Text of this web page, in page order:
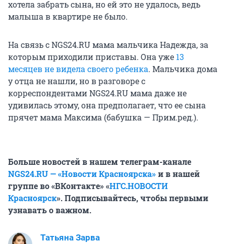
хотела забрать сына, но ей это не удалось, ведь
малыша в квартире не было.
На связь с NGS24.RU мама мальчика Надежда, за
которым приходили приставы. Она уже 13
месяцев не видела своего ребенка. Мальчика дома
у отца не нашли, но в разговоре с
корреспондентами NGS24.RU мама даже не
удивилась этому, она предполагает, что ее сына
прячет мама Максима (бабушка — Прим.ред.).
Больше новостей в нашем телеграм-канале
NGS24.RU — «Новости Красноярска»и в нашей
группе во «ВКонтакте» «НГС.НОВОСТИ
Красноярск». Подписывайтесь, чтобы первыми
узнавать о важном.
Татьяна Зарва